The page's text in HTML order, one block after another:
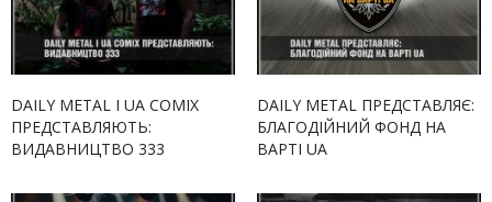
DAILY METAL І UA COMIX
ПРЕДСТАВЛЯЮТЬ:
ВИДАВНИЦТВО 333
DAILY METAL ПРЕДСТАВЛЯЄ:
БЛАГОДІЙНИЙ ФОНД НА
ВАРТІ UA